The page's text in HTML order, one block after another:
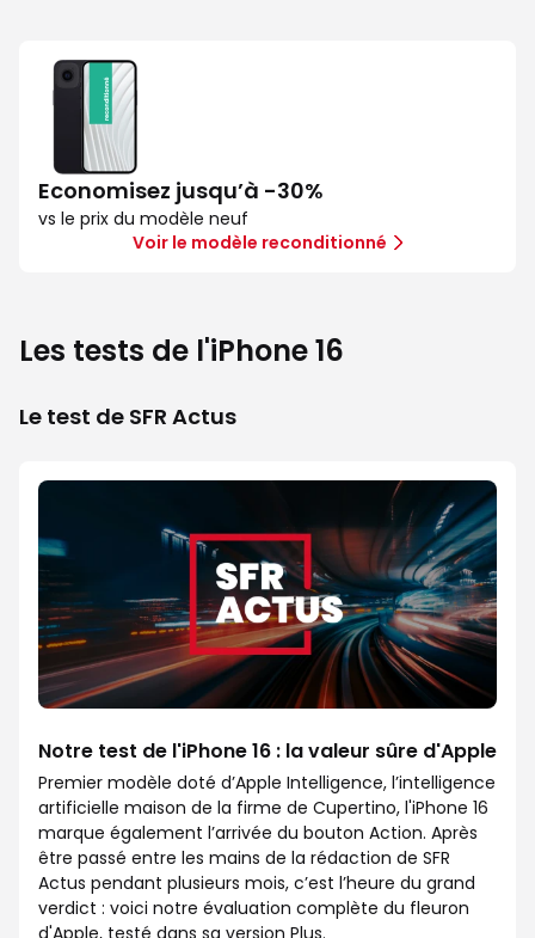
Economisez jusqu’à -30%
vs le prix du modèle neuf
Voir le modèle reconditionné
Les tests de l'iPhone 16
Le test de SFR Actus
Notre test de l'iPhone 16 : la valeur sûre d'Apple
Premier modèle doté d’Apple Intelligence, l’intelligence
artificielle maison de la firme de Cupertino, l'iPhone 16
marque également l’arrivée du bouton Action. Après
être passé entre les mains de la rédaction de SFR
Actus pendant plusieurs mois, c’est l’heure du grand
verdict : voici notre évaluation complète du fleuron